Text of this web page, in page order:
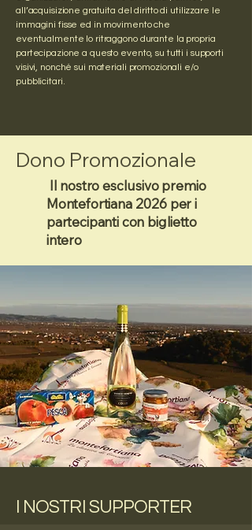
all’acquisizione gratuita del diritto di utilizzare le
immagini fisse ed in movimento che
eventualmente lo ritraggono durante la propria
partecipazione a questo evento, su tutti i supporti
visivi, nonché sui materiali promozionali e/o
pubblicitari.
Dono Promozionale
Il nostro esclusivo premio
Montefortiana 2026 per i
partecipanti con biglietto
intero
I NOSTRI SUPPORTER